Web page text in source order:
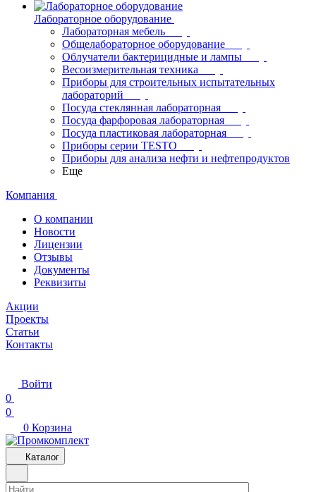
Лабораторное оборудование
Лабораторная мебель
Общелабораторное оборудование
Облучатели бактерицидные и лампы
Весоизмерительная техника
Приборы для строительных испытательных
лабораторий
Посуда стеклянная лабораторная
Посуда фарфоровая лабораторная
Посуда пластиковая лабораторная
Приборы серии TESTO
Приборы для анализа нефти и нефтепродуктов
Еще
Компания
О компании
Новости
Лицензии
Отзывы
Документы
Реквизиты
Акции
Проекты
Статьи
Контакты
Войти
0
0
0 Корзина
Каталог